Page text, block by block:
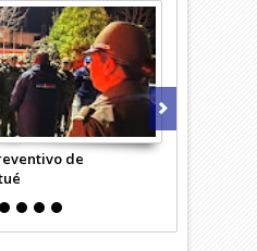
de